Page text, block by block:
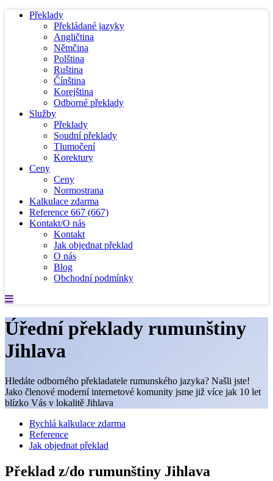
Překlady
Překládané jazyky
Angličtina
Němčina
Polština
Ruština
Čínština
Korejština
Odborné překlady
Služby
Překlady
Soudní překlady
Tlumočení
Korektury
Ceny
Ceny
Normostrana
Kalkulace zdarma
Reference 667 (667)
Kontakt/O nás
Kontakt
Jak objednat překlad
O nás
Blog
Obchodní podmínky
Úřední překlady rumunštiny
Jihlava
Hledáte odborného překladatele rumunského jazyka? Našli jste!
Jako členové moderní internetové komunity jsme již více jak 10 let
blízko Vás v lokalitě Jihlava
Rychlá kalkulace zdarma
Reference
Jak objednat překlad
Překlad z/do rumunštiny Jihlava